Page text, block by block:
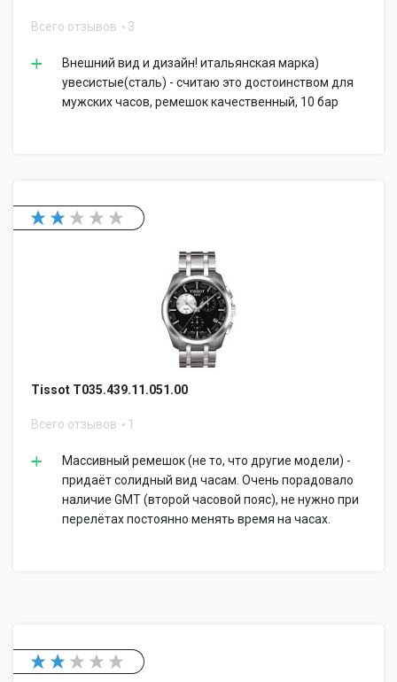
Всего отзывов 3
Внешний вид и дизайн! итальянская марка)
увесистые(сталь) - считаю это достоинством для
мужских часов, ремешок качественный, 10 бар
Tissot T035.439.11.051.00
Всего отзывов 1
Массивный ремешок (не то, что другие модели) -
придаёт солидный вид часам. Очень порадовало
наличие GMT (второй часовой пояс), не нужно при
перелётах постоянно менять время на часах.